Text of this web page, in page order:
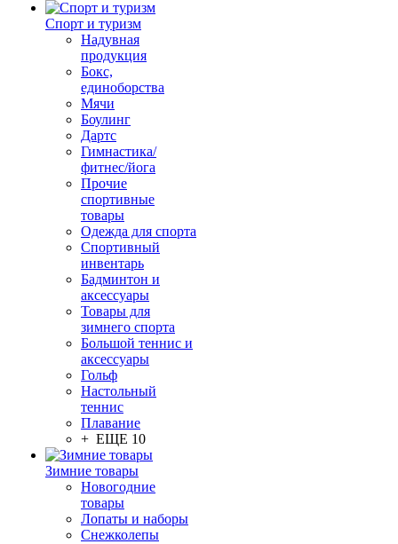
Спорт и туризм
Надувная
продукция
Бокс,
единоборства
Мячи
Боулинг
Дартс
Гимнастика/
фитнес/йога
Прочие
спортивные
товары
Одежда для спорта
Спортивный
инвентарь
Бадминтон и
аксессуары
Товары для
зимнего спорта
Большой теннис и
аксессуары
Гольф
Настольный
теннис
Плавание
+ ЕЩЕ 10
Зимние товары
Новогодние
товары
Лопаты и наборы
Снежколепы